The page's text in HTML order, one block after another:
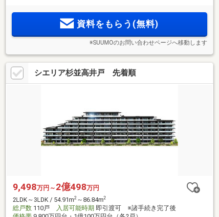
あふれる街が生活圏。
資料をもらう(無料)
※SUUMOのお問い合わせページへ移動します
シエリア杉並高井戸 先着順
9,498万円～ 2億498万円
2LDK～3LDK / 54.91m2 ～86.84m2
総戸数 110戸 入居可能時期 即引渡可 ※諸手続き完了後